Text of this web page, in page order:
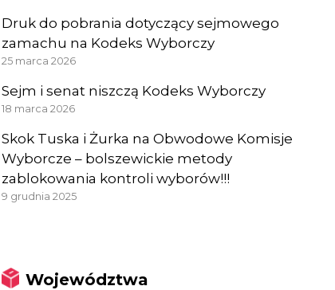
Druk do pobrania dotyczący sejmowego
zamachu na Kodeks Wyborczy
25 marca 2026
Sejm i senat niszczą Kodeks Wyborczy
18 marca 2026
Skok Tuska i Żurka na Obwodowe Komisje
Wyborcze – bolszewickie metody
zablokowania kontroli wyborów!!!
9 grudnia 2025
Województwa